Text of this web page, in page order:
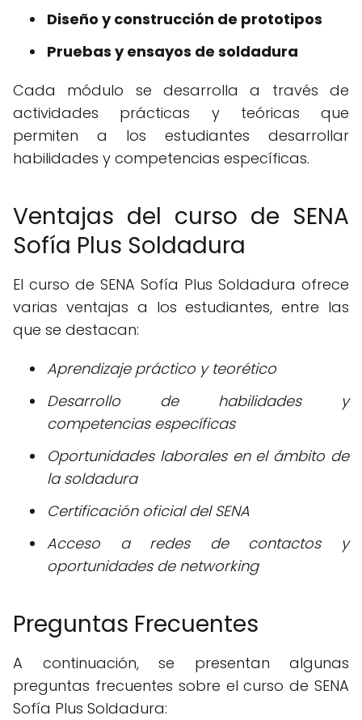
Diseño y construcción de prototipos
Pruebas y ensayos de soldadura
Cada módulo se desarrolla a través de
actividades prácticas y teóricas que
permiten a los estudiantes desarrollar
habilidades y competencias específicas.
Ventajas del curso de SENA
Sofía Plus Soldadura
El curso de SENA Sofía Plus Soldadura ofrece
varias ventajas a los estudiantes, entre las
que se destacan:
Aprendizaje práctico y teorético
Desarrollo de habilidades y
competencias específicas
Oportunidades laborales en el ámbito de
la soldadura
Certificación oficial del SENA
Acceso a redes de contactos y
oportunidades de networking
Preguntas Frecuentes
A continuación, se presentan algunas
preguntas frecuentes sobre el curso de SENA
Sofía Plus Soldadura: